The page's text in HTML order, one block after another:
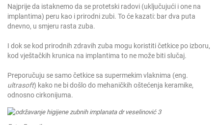
Najprije da istaknemo da se protetski radovi (uključujući i one na
implantima) peru kao i prirodni zubi. To će kazati: bar dva puta
dnevno, u smjeru rasta zuba.
I dok se kod prirodnih zdravih zuba mogu koristiti četkice po izboru,
kod vještačkih krunica na implantima to ne može biti slučaj.
Preporučuju se samo četkice sa supermekim vlaknima (eng.
ultrasoft) kako ne bi došlo do mehaničkih oštećenja keramike,
odnosno cirkonijuma.